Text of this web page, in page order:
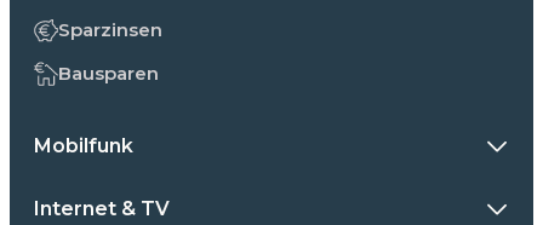
Sparzinsen
Bausparen
Mobilfunk
Internet & TV